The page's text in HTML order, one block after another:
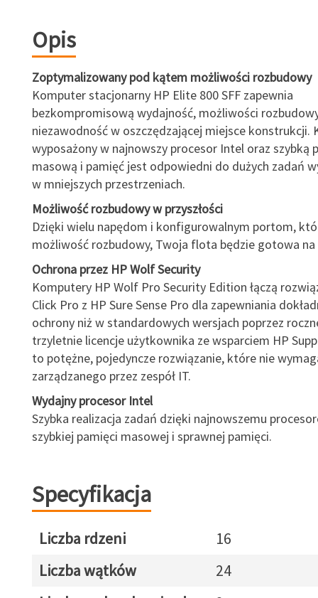
Opis
Zoptymalizowany pod kątem możliwości rozbudowy
Komputer stacjonarny HP Elite 800 SFF zapewnia
bezkompromisową wydajność, możliwości
niezawodność w oszczędzającej miejsce konstrukcji.
wyposażony w najnowszy procesor Intel oraz szybką
masową i pamięć jest odpowiedni do dużych zadań
w mniejszych przestrzeniach.
Możliwość rozbudowy w przyszłości
Dzięki wielu napędom i konfigurowalnym portom,
możliwość rozbudowy, Twoja flota będzie gotowa na
Ochrona przez HP Wolf Security
Komputery HP Wolf Pro Security Edition łączą
Click Pro z HP Sure Sense Pro dla zapewniania
ochrony niż w standardowych wersjach poprzez
trzyletnie licencje użytkownika ze wsparciem HP
to potężne, pojedyncze rozwiązanie, które nie
zarządzanego przez zespół IT.
Wydajny procesor Intel
Szybka realizacja zadań dzięki najnowszemu
szybkiej pamięci masowej i sprawnej pamięci.
Specyfikacja
Liczba rdzeni
16
Liczba wątków
24